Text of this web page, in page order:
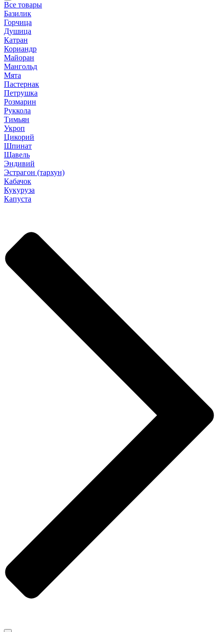
Все товары
Базилик
Горчица
Душица
Катран
Кориандр
Майоран
Мангольд
Мята
Пастернак
Петрушка
Розмарин
Руккола
Тимьян
Укроп
Цикорий
Шпинат
Щавель
Эндивий
Эстрагон (тархун)
Кабачок
Кукуруза
Капуста